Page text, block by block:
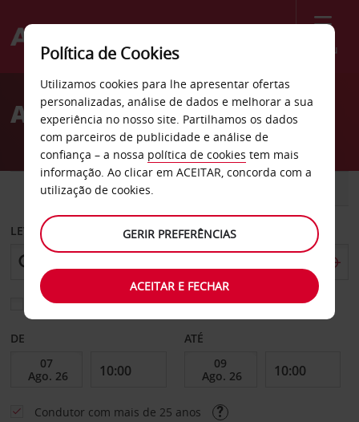
Menu
Welcome
AvisAluguer de carros Halden
CARRO
LEVANTAR EM
Escolher uma estação de devolução diferente
DE ATÉ
Condutor com mais de 25 anos
Política de Cookies
Utilizamos cookies para lhe apresentar ofertas
personalizadas, análise de dados e melhorar a sua
experiência no nosso site. Partilhamos os dados
com parceiros de publicidade e análise de
confiança – a nossa política de cookies tem mais
informação. Ao clicar em ACEITAR, concorda com a
utilização de cookies.
GERIR PREFERÊNCIAS
ACEITAR E FECHAR